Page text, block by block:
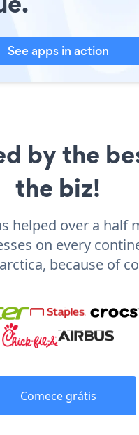
See apps in action
by the
the biz!
helped over a half
on every
because of
Comece grátis